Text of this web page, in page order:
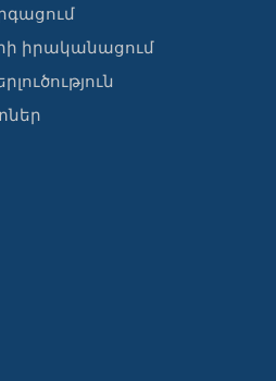
իրականացում